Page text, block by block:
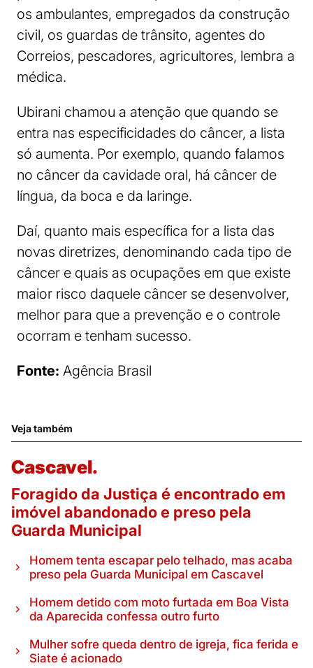
os ambulantes, empregados da construção
civil, os guardas de trânsito, agentes do
Correios, pescadores, agricultores, lembra a
médica.
Ubirani chamou a atenção que quando se
entra nas especificidades do câncer, a lista
só aumenta. Por exemplo, quando falamos
no câncer da cavidade oral, há câncer de
língua, da boca e da laringe.
Daí, quanto mais específica for a lista das
novas diretrizes, denominando cada tipo de
câncer e quais as ocupações em que existe
maior risco daquele câncer se desenvolver,
melhor para que a prevenção e o controle
ocorram e tenham sucesso.
Fonte: Agência Brasil
Veja também
Cascavel.
Foragido da Justiça é encontrado em
imóvel abandonado e preso pela
Guarda Municipal
Homem tenta escapar pelo telhado, mas acaba
preso pela Guarda Municipal em Cascavel
Homem detido com moto furtada em Boa Vista
da Aparecida confessa outro furto
Mulher sofre queda dentro de igreja, fica ferida e
Siate é acionado